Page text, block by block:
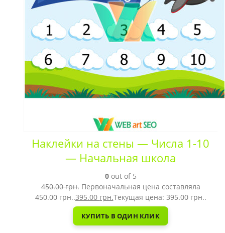
Наклейки на стены — Числа 1-10
— Начальная школа
0out of 5
450.00грн. Первоначальная цена составляла
450.00 грн..395.00 грн.Текущая цена: 395.00 грн..
КУПИТЬ В ОДИН КЛИК